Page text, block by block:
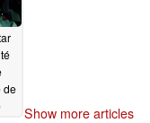
de
Show more articles